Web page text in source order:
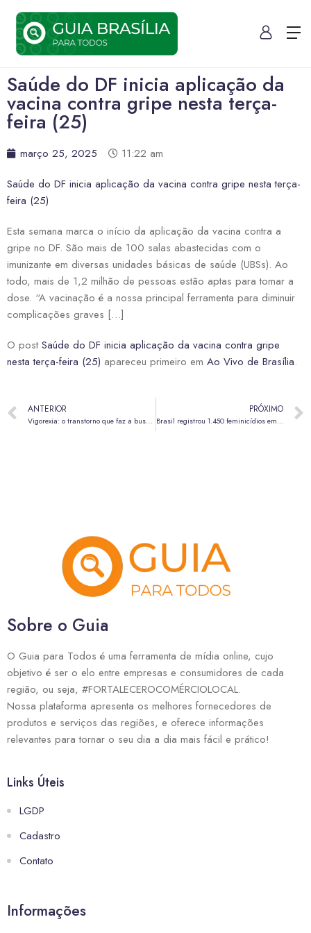
Saúde do DF inicia aplicação da
vacina contra gripe nesta terça-
feira (25)
março 25, 2025
11:22 am
Saúde do DF inicia aplicação da vacina contra gripe nesta terça-
feira (25)
Esta semana marca o início da aplicação da vacina contra a
gripe no DF. São mais de 100 salas abastecidas com o
imunizante em diversas unidades básicas de saúde (UBSs). Ao
todo, mais de 1,2 milhão de pessoas estão aptas para tomar a
dose. “A vacinação é a nossa principal ferramenta para diminuir
complicações graves […]
O post Saúde do DF inicia aplicação da vacina contra gripe
nesta terça-feira (25) apareceu primeiro em Ao Vivo de Brasília.
ANTERIOR
Vigorexia: o transtorno que faz a busca pelo corpo ideal virar um risco
PRÓXIMO
Brasil registrou 1.450 feminicídios em 2024, 12 a mais que ano anterior
Sobre o Guia
O Guia para Todos é uma ferramenta de mídia online, cujo
objetivo é ser o elo entre empresas e consumidores de cada
região, ou seja, #FORTALECEROCOMÉRCIOLOCAL.
Nossa plataforma apresenta os melhores fornecedores de
produtos e serviços das regiões, e oferece informações
relevantes para tornar o seu dia a dia mais fácil e prático!
Links Úteis
LGDP
Cadastro
Contato
Informações